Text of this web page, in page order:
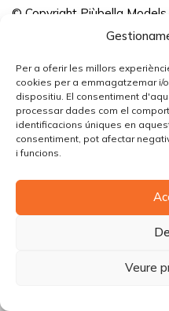
Per a oferir les millors
cookies per a emmagatzemar i/
dispositiu. El consentiment
processar dades com el
identificacions úniques en
consentiment, pot afectar
i funcions.
Veure
© Copyright Piùbella
Creative
Carrer Tomàs Carreras